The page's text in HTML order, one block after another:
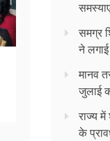
समग्र
ने
मानव
जुलाई
राज्य
के